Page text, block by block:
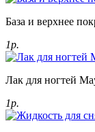
База и верхнее
1р.
Лак для ногтей
1р.